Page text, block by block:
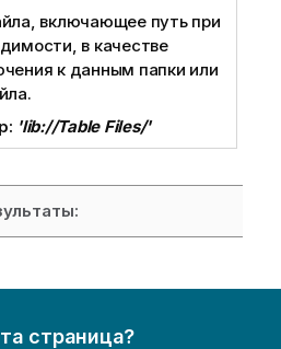
включающее путь при
в качестве
к данным папки или
'lib://Table Files/'
страница?